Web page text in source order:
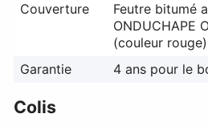
Couverture
Feutre bitumé
ONDUCHAPE
(couleur
Garantie
4 ans pour le
Colis